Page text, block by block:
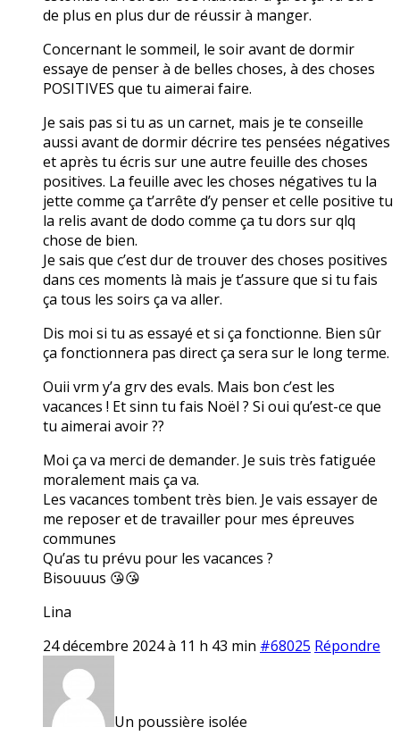
de plus en plus dur de réussir à manger.
Concernant le sommeil, le soir avant de dormir
essaye de penser à de belles choses, à des choses
POSITIVES que tu aimerai faire.
Je sais pas si tu as un carnet, mais je te conseille
aussi avant de dormir décrire tes pensées négatives
et après tu écris sur une autre feuille des choses
positives. La feuille avec les choses négatives tu la
jette comme ça t’arrête d’y penser et celle positive tu
la relis avant de dodo comme ça tu dors sur qlq
chose de bien.
Je sais que c’est dur de trouver des choses positives
dans ces moments là mais je t’assure que si tu fais
ça tous les soirs ça va aller.
Dis moi si tu as essayé et si ça fonctionne. Bien sûr
ça fonctionnera pas direct ça sera sur le long terme.
Ouii vrm y’a grv des evals. Mais bon c’est les
vacances ! Et sinn tu fais Noël ? Si oui qu’est-ce que
tu aimerai avoir ??
Moi ça va merci de demander. Je suis très fatiguée
moralement mais ça va.
Les vacances tombent très bien. Je vais essayer de
me reposer et de travailler pour mes épreuves
communes
Qu’as tu prévu pour les vacances ?
Bisouuus 😘😘
Lina
24 décembre 2024 à 11 h 43 min #68025 Répondre
Un poussière isolée